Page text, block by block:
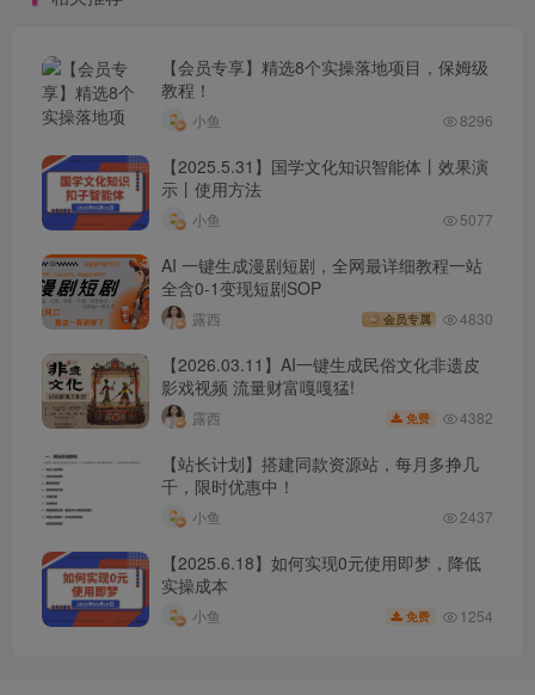
【会员专享】精选8个实操落地项目，保姆级
教程！
小鱼 8296
【2025.5.31】国学文化知识智能体丨效果演
示丨使用方法
小鱼 5077
AI 一键生成漫剧短剧，全网最详细教程一站
全含0-1变现短剧SOP
露西 会员专属 4830
【2026.03.11】AI一键生成民俗文化非遗皮
影戏视频 流量财富嘎嘎猛!
露西 免费 4382
【站长计划】搭建同款资源站，每月多挣几
千，限时优惠中！
小鱼 2437
【2025.6.18】如何实现0元使用即梦，降低
实操成本
小鱼 免费 1254